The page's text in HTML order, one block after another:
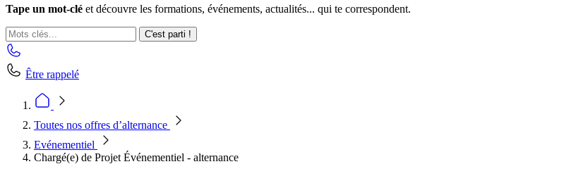
Tape un mot-clé et découvre les formations, événements, actualités... qui te correspondent.
C'est parti !
Être rappelé
Toutes nos offres d’alternance
Evénementiel
Chargé(e) de Projet Événementiel - alternance